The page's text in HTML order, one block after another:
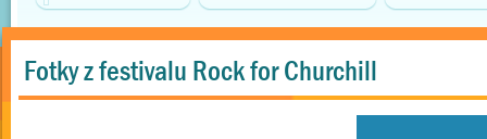
Fotky z festivalu Rock for Churchill